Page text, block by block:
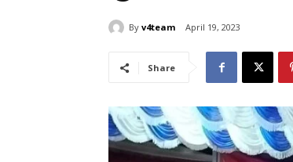
By v4team April 19, 2023
Share